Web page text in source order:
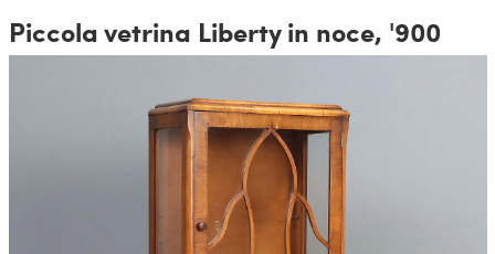
Piccola vetrina Liberty in noce, '900